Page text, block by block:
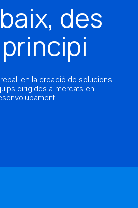
des
en la creació de solucions
dirigides a mercats en